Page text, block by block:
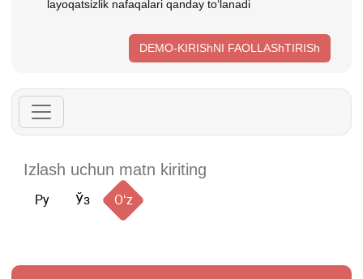
layoqatsizlik nafaqalari qanday toʻlanadi
DEMO-KIRIShNI FAOLLAShTIRISh
Ру Ўз Oʻz